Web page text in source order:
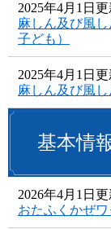
2025年4月1日
麻しん及び風
子ども）
2025年4月1日
麻しん及び風
基本情
2026年4月1日
おたふくかぜ